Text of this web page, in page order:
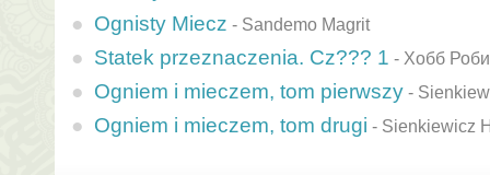
Ognisty Miecz - Sandemo Magrit
Statek przeznaczenia. Cz??? 1 - Хобб
Ogniem i mieczem, tom pierwszy -
Ogniem i mieczem, tom drugi - Sienkiewicz